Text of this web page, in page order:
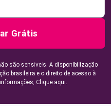
Grátis
são sensíveis. A disponibilização
brasileira e o direito de acesso à
Clique aqui.